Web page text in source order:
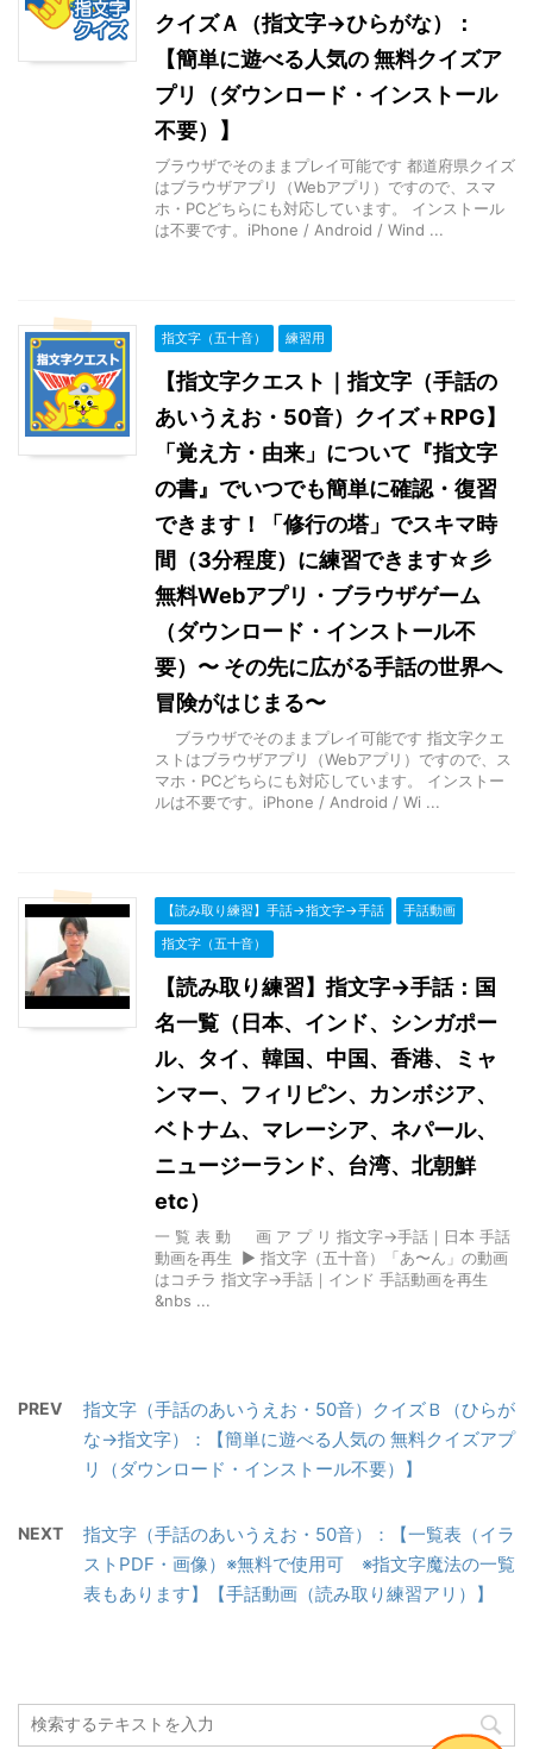
クイズＡ（指文字→ひらがな）：
【簡単に遊べる人気の 無料クイズア
プリ（ダウンロード・インストール
不要）】
ブラウザでそのままプレイ可能です 都道府県クイズ
はブラウザアプリ（Webアプリ）ですので、スマ
ホ・PCどちらにも対応しています。 インストール
は不要です。iPhone / Android / Wind ...
指文字（五十音） 練習用
【指文字クエスト｜指文字（手話の
あいうえお・50音）クイズ＋RPG】
「覚え方・由来」について『指文字
の書』でいつでも簡単に確認・復習
できます！「修行の塔」でスキマ時
間（3分程度）に練習できます☆彡
無料Webアプリ・ブラウザゲーム
（ダウンロード・インストール不
要）〜 その先に広がる手話の世界へ
冒険がはじまる〜
ブラウザでそのままプレイ可能です 指文字クエ
ストはブラウザアプリ（Webアプリ）ですので、ス
マホ・PCどちらにも対応しています。 インストー
ルは不要です。iPhone / Android / Wi ...
【読み取り練習】手話→指文字→手話
手話動画
指文字（五十音）
【読み取り練習】指文字→手話：国
名一覧（日本、インド、シンガポー
ル、タイ、韓国、中国、香港、ミャ
ンマー、フィリピン、カンボジア、
ベトナム、マレーシア、ネパール、
ニュージーランド、台湾、北朝鮮
etc）
一 覧 表 動 画 ア プ リ 指文字→手話｜日本 手話
動画を再生 ▶ 指文字（五十音）「あ〜ん」の動画
はコチラ 指文字→手話｜インド 手話動画を再生
&nbs ...
PREV
指文字（手話のあいうえお・50音）クイズＢ（ひらが
な→指文字）：【簡単に遊べる人気の 無料クイズアプ
リ（ダウンロード・インストール不要）】
NEXT
指文字（手話のあいうえお・50音）：【一覧表（イラ
ストPDF・画像）※無料で使用可 ※指文字魔法の一覧
表もあります】【手話動画（読み取り練習アリ）】